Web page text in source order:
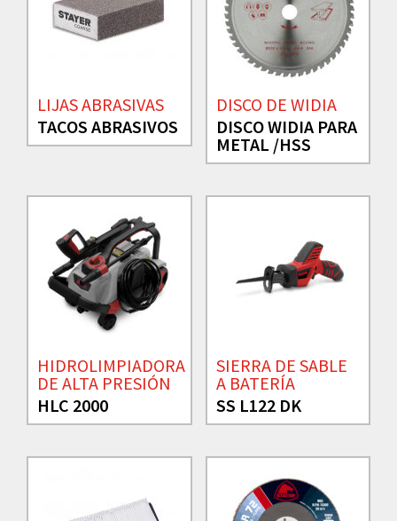
LIJAS ABRASIVAS
TACOS ABRASIVOS
DISCO DE WIDIA
DISCO WIDIA PARA
METAL /HSS
HIDROLIMPIADORA
DE ALTA PRESIÓN
HLC 2000
SIERRA DE SABLE
A BATERÍA
SS L122 DK